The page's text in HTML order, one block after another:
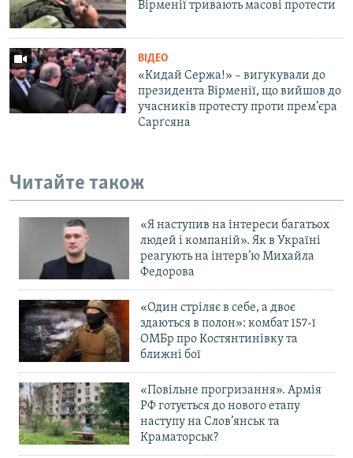
Вірменії тривають масові протести
ВІДЕО
«Кидай Сержа!» – вигукували до
президента Вірменії, що вийшов до
учасників протесту проти прем’єра
Сарґсяна
Читайте також
«Я наступив на інтереси багатьох
людей і компаній». Як в Україні
реагують на інтерв’ю Михайла
Федорова
«Один стріляє в себе, а двоє
здаються в полон»: комбат 157-ї
ОМБр про Костянтинівку та
ближні бої
«Повільне прогризання». Армія
РФ готується до нового етапу
наступу на Слов’янськ та
Краматорськ?